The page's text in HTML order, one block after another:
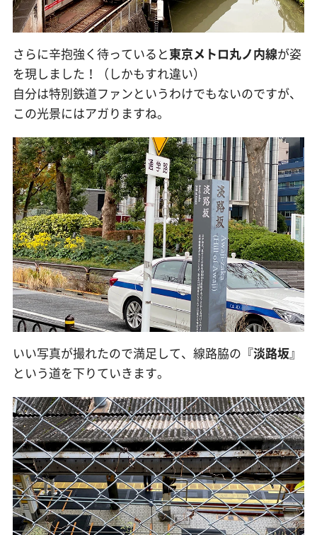
さらに辛抱強く待っていると東京メトロ丸ノ内線が姿
を現しました！（しかもすれ違い）
自分は特別鉄道ファンというわけでもないのですが、
この光景にはアガりますね。
いい写真が撮れたので満足して、線路脇の『淡路坂』
という道を下りていきます。